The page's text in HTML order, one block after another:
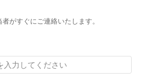
がすぐにご連絡いたします。